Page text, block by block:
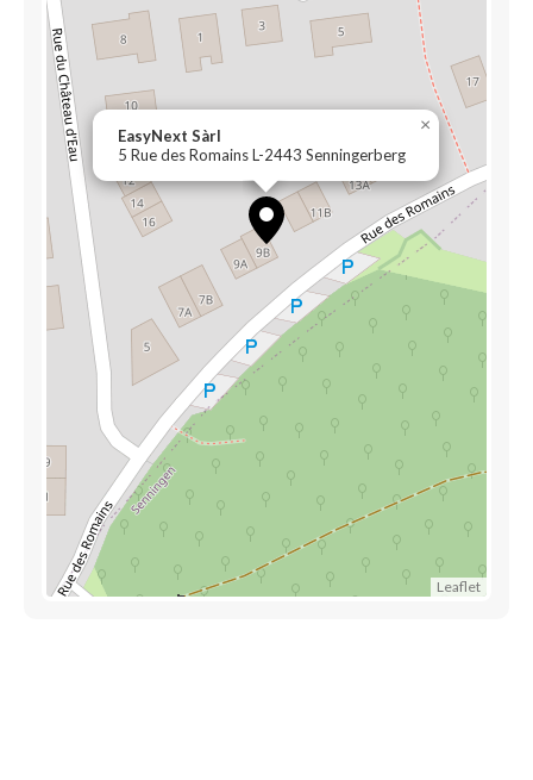
EasyNext Sàrl
5 Rue des Romains L-2443 Senningerberg
×
Leaflet